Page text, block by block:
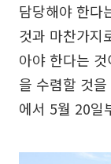
담당해야 한다
것과 마찬가지
아야 한다는
을 수렴할 것
에서 5월 20일